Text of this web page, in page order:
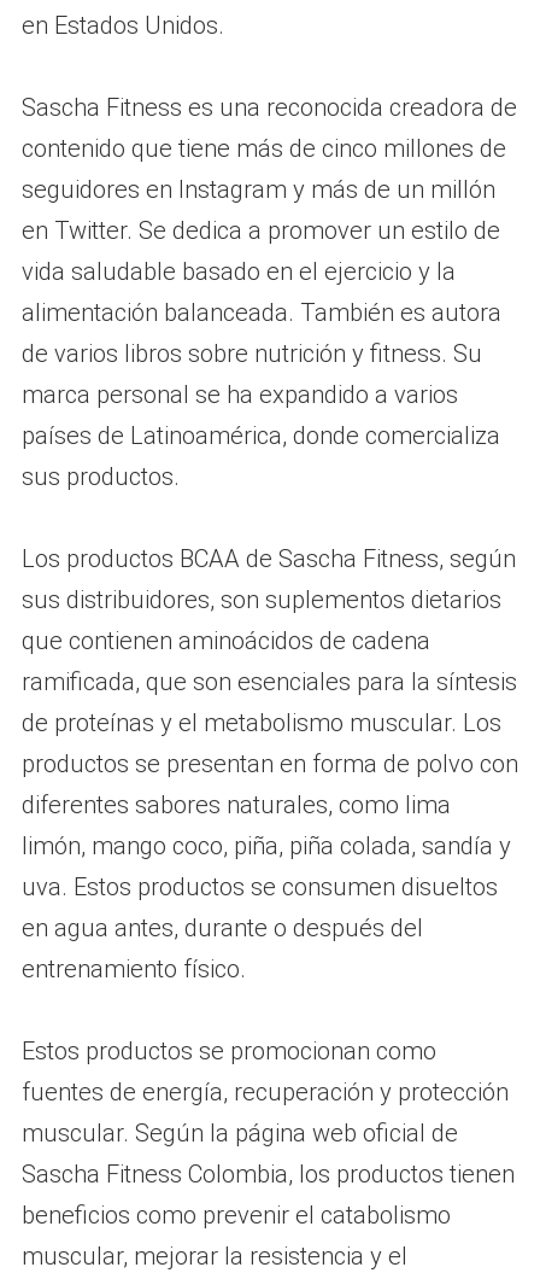
en Estados Unidos.
Sascha Fitness es una reconocida creadora de
contenido que tiene más de cinco millones de
seguidores en Instagram y más de un millón
en Twitter. Se dedica a promover un estilo de
vida saludable basado en el ejercicio y la
alimentación balanceada. También es autora
de varios libros sobre nutrición y fitness. Su
marca personal se ha expandido a varios
países de Latinoamérica, donde comercializa
sus productos.
Los productos BCAA de Sascha Fitness, según
sus distribuidores, son suplementos dietarios
que contienen aminoácidos de cadena
ramificada, que son esenciales para la síntesis
de proteínas y el metabolismo muscular. Los
productos se presentan en forma de polvo con
diferentes sabores naturales, como lima
limón, mango coco, piña, piña colada, sandía y
uva. Estos productos se consumen disueltos
en agua antes, durante o después del
entrenamiento físico.
Estos productos se promocionan como
fuentes de energía, recuperación y protección
muscular. Según la página web oficial de
Sascha Fitness Colombia, los productos tienen
beneficios como prevenir el catabolismo
muscular, mejorar la resistencia y el